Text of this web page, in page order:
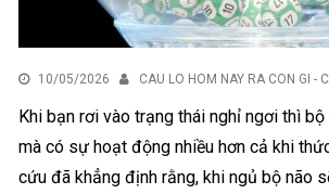
10/05/2026 CAU LO HOM NAY RA CON GI -
Khi bạn rơi vào trạng thái nghỉ ngơi thì
mà có sự hoạt động nhiều hơn cả khi
cứu đã khẳng định rằng, khi ngủ bộ não